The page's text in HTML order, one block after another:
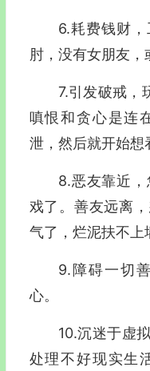
6.耗费钱财
肘，没有女朋友，
7.引发破戒，
嗔恨和贪心是连
泄，然后就开始想
8.恶友靠近
戏了。善友远离
气了，烂泥扶不上
9.障碍一切
心。
10.沉迷于虚
处理不好现实生